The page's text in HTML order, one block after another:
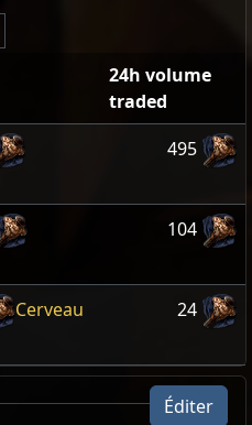
24h volume
traded
495
104
Cerveau
24
Éditer